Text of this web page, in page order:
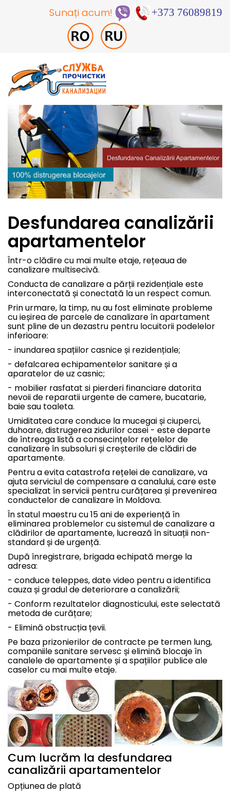
Sunați acum! +373 76089819
Desfundarea canalizării
apartamentelor
Într-o clădire cu mai multe etaje, rețeaua de
canalizare multisecivă.
Conducta de canalizare a părții rezidențiale este
interconectată și conectată la un respect comun.
Prin urmare, la timp, nu au fost eliminate probleme
cu ieșirea de parcele de canalizare în apartament
sunt pline de un dezastru pentru locuitorii podelelor
inferioare:
- inundarea spațiilor casnice și rezidențiale;
- defalcarea echipamentelor sanitare și a
aparatelor de uz casnic;
- mobilier rasfatat si pierderi financiare datorita
nevoii de reparatii urgente de camere, bucatarie,
baie sau toaleta.
Umiditatea care conduce la mucegai și ciuperci,
duhoare, distrugerea zidurilor casei - este departe
de întreaga listă a consecințelor rețelelor de
canalizare în subsoluri și creșterile de clădiri de
apartamente.
Pentru a evita catastrofa rețelei de canalizare, va
ajuta serviciul de compensare a canalului, care este
specializat în servicii pentru curățarea și prevenirea
conductelor de canalizare în Moldova.
În statul maestru cu 15 ani de experiență în
eliminarea problemelor cu sistemul de canalizare a
clădirilor de apartamente, lucrează în situații non-
standard și de urgență.
După înregistrare, brigada echipată merge la
adresa:
- conduce teleppes, date video pentru a identifica
cauza și gradul de deteriorare a canalizării;
- Conform rezultatelor diagnosticului, este selectată
metoda de curățare;
- Elimină obstrucția țevii.
Pe baza prizonierilor de contracte pe termen lung,
companiile sanitare servesc și elimină blocaje în
canalele de apartamente și a spațiilor publice ale
caselor cu mai multe etaje.
Cum lucrăm la desfundarea
canalizării apartamentelor
Opțiunea de plată